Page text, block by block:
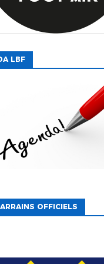
LBF
OFFICIELS